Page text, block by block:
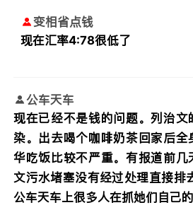
变相省点钱
现在汇率4:78很低了
公车天车
现在已经不是钱的问题。列治文
染。出去喝个咖啡奶茶回家后全
华吃饭比较不严重。有报道前几
文污水堵塞没有经过处理直接排
公车天车上很多人在抓她们自己